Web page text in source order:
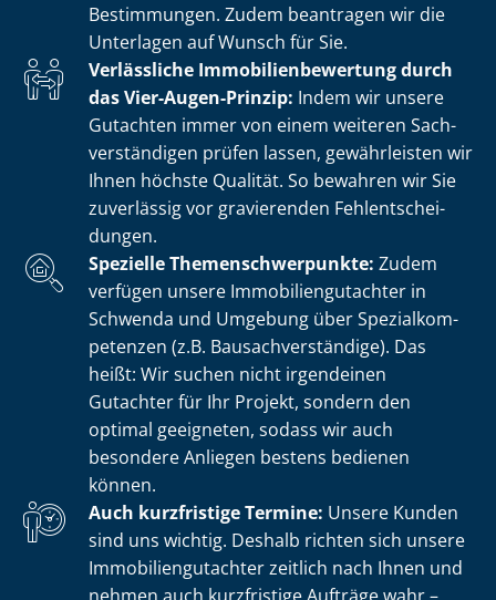
Bestimmungen. Zudem beantragen wir die
Unterlagen auf Wunsch für Sie.
Verlässliche Im­mo­bi­li­en­be­wer­tung durch
das Vier-Augen-Prinzip: Indem wir unsere
Gutachten immer von einem weiteren Sach­
ver­stän­di­gen prüfen lassen, gewährleisten wir
Ihnen höchste Qualität. So bewahren wir Sie
zuverlässig vor gravierenden Fehl­ent­schei­
dun­gen.
Spezielle The­men­schwer­punk­te: Zudem
verfügen unsere Im­mo­bi­li­en­gut­ach­ter in
Schwenda und Umgebung über Spe­zi­al­kom­
pe­ten­zen (z.B. Bau­sach­ver­stän­di­ge). Das
heißt: Wir suchen nicht irgendeinen
Gutachter für Ihr Projekt, sondern den
optimal geeigneten, sodass wir auch
besondere Anliegen bestens bedienen
können.
Auch kurzfristige Termine: Unsere Kunden
sind uns wichtig. Deshalb richten sich unsere
Im­mo­bi­li­en­gut­ach­ter zeitlich nach Ihnen und